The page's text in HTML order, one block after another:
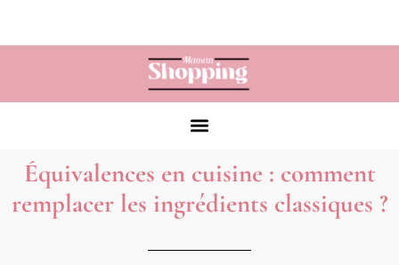
Équivalences en cuisine : comment
remplacer les ingrédients classiques ?